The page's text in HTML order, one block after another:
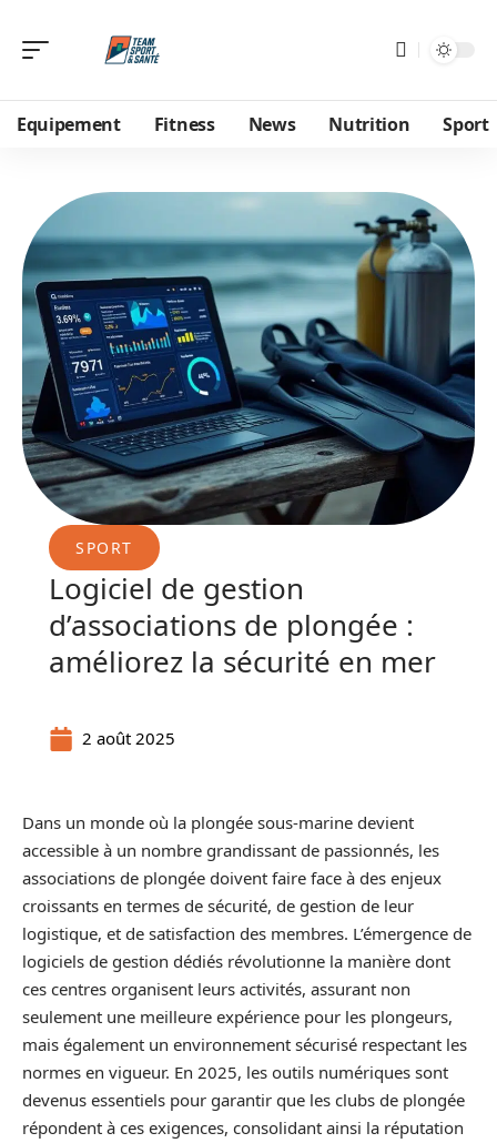
Equipement Fitness News Nutrition Sport
SPORT
Logiciel de gestion
d’associations de plongée :
améliorez la sécurité en mer
2 août 2025
Dans un monde où la plongée sous-marine devient
accessible à un nombre grandissant de passionnés, les
associations de plongée doivent faire face à des enjeux
croissants en termes de sécurité, de gestion de leur
logistique, et de satisfaction des membres. L’émergence de
logiciels de gestion dédiés révolutionne la manière dont
ces centres organisent leurs activités, assurant non
seulement une meilleure expérience pour les plongeurs,
mais également un environnement sécurisé respectant les
normes en vigueur. En 2025, les outils numériques sont
devenus essentiels pour garantir que les clubs de plongée
répondent à ces exigences, consolidant ainsi la réputation